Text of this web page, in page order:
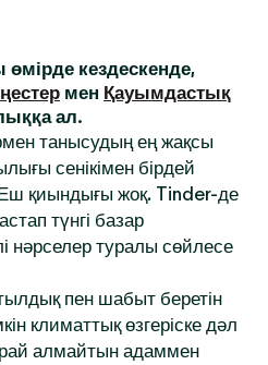
кездескенде,
мен Қауымдастық
ал.
танысудың ең жақсы
сенікімен бірдей
Еш қиындығы жоқ. Tinder-де
түнгі базар
нәрселер туралы сөйлесе
пен шабыт беретін
климаттық өзгеріске дәл
алмайтын адаммен